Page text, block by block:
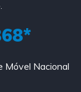
Móvel Nacional